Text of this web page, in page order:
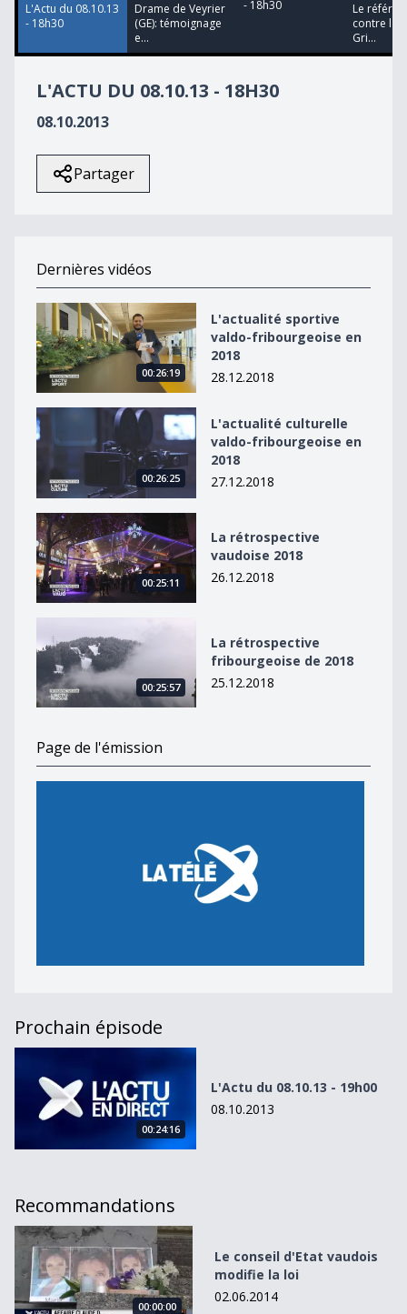
L'Actu du 08.10.13
- 18h30
Drame de Veyrier
(GE): témoignage
e...
- 18h30
Le
contre
Gri...
L'ACTU DU 08.10.13 - 18H30
08.10.2013
Partager
Dernières vidéos
L&#039;actualité sportive valdo-fribourgeoise en 2018
00:26:19
L'actualité sportive
valdo-fribourgeoise en
2018
28.12.2018
L&#039;actualité culturelle valdo-fribourgeoise en
00:26:25
L'actualité culturelle
valdo-fribourgeoise en
2018
27.12.2018
La rétrospective vaudoise 2018
00:25:11
La rétrospective
vaudoise 2018
26.12.2018
00:25:57
La rétrospective
fribourgeoise de 2018
25.12.2018
Page de l'émission
Prochain épisode
L&#039;Actu du 08.10.13 - 19h00
00:24:16
L'Actu du 08.10.13 - 19h00
08.10.2013
Recommandations
Le conseil d&#039;Etat vaudois modifie la loi
00:00:00
Le conseil d'Etat vaudois
modifie la loi
02.06.2014